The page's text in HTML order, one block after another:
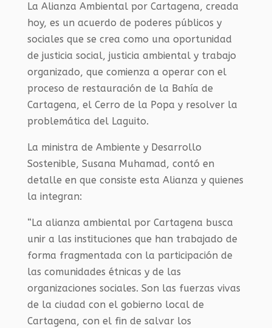
La Alianza Ambiental por Cartagena, creada
hoy, es un acuerdo de poderes públicos y
sociales que se crea como una oportunidad
de justicia social, justicia ambiental y trabajo
organizado, que comienza a operar con el
proceso de restauración de la Bahía de
Cartagena, el Cerro de la Popa y resolver la
problemática del Laguito.
La ministra de Ambiente y Desarrollo
Sostenible, Susana Muhamad, contó en
detalle en que consiste esta Alianza y quienes
la integran:
“La alianza ambiental por Cartagena busca
unir a las instituciones que han trabajado de
forma fragmentada con la participación de
las comunidades étnicas y de las
organizaciones sociales. Son las fuerzas vivas
de la ciudad con el gobierno local de
Cartagena, con el fin de salvar los